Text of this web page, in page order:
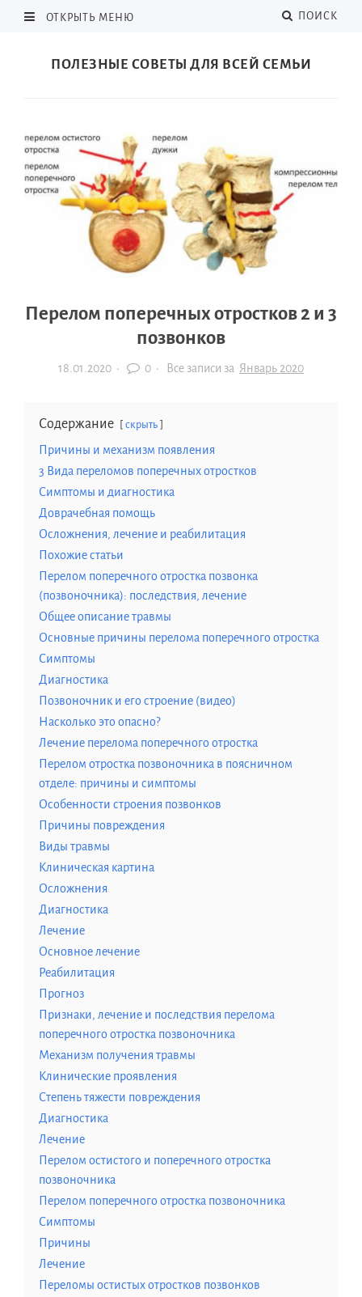
ОТКРЫТЬ МЕНЮ ПОИСК
ПОЛЕЗНЫЕ СОВЕТЫ ДЛЯ ВСЕЙ СЕМЬИ
Перелом поперечных отростков 2 и 3
позвонков
18.01.2020 · 0 · Все записи за Январь 2020
Содержание скрыть
Причины и механизм появления
3 Вида переломов поперечных отростков
Симптомы и диагностика
Доврачебная помощь
Осложнения, лечение и реабилитация
Похожие статьи
Перелом поперечного отростка позвонка
(позвоночника): последствия, лечение
Общее описание травмы
Основные причины перелома поперечного отростка
Симптомы
Диагностика
Позвоночник и его строение (видео)
Насколько это опасно?
Лечение перелома поперечного отростка
Перелом отростка позвоночника в поясничном
отделе: причины и симптомы
Особенности строения позвонков
Причины повреждения
Виды травмы
Клиническая картина
Осложнения
Диагностика
Лечение
Основное лечение
Реабилитация
Прогноз
Признаки, лечение и последствия перелома
поперечного отростка позвоночника
Механизм получения травмы
Клинические проявления
Степень тяжести повреждения
Диагностика
Лечение
Перелом остистого и поперечного отростка
позвоночника
Перелом поперечного отростка позвоночника
Симптомы
Причины
Лечение
Переломы остистых отростков позвонков